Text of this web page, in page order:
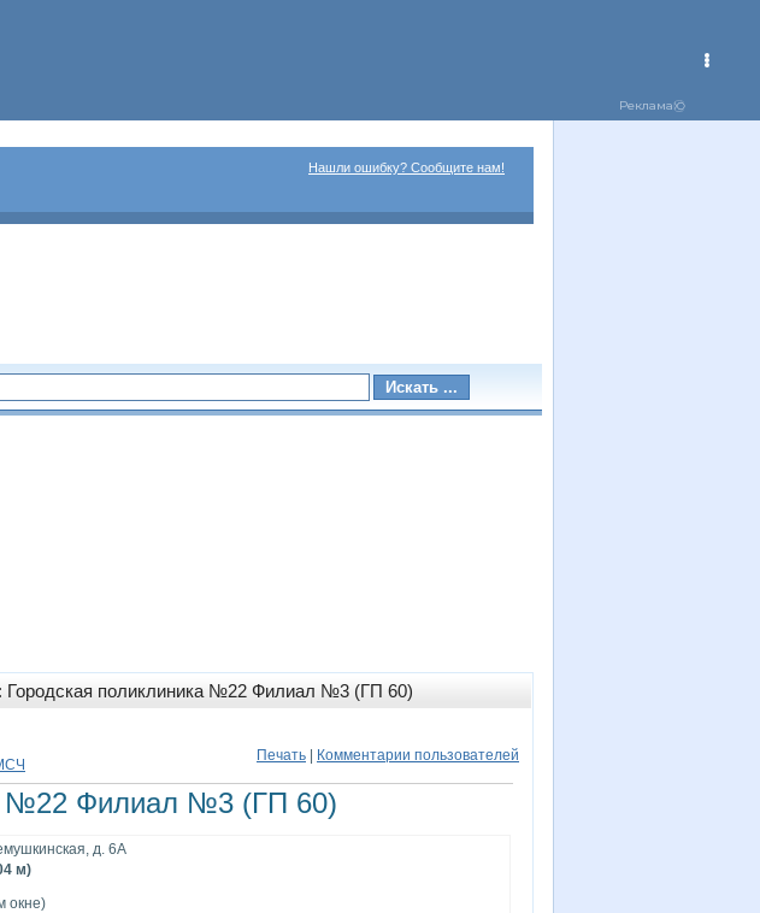
Нашли ошибку? Сообщите нам!
: Городская поликлиника №22 Филиал №3 (ГП 60)
Печать Комментарии пользователей
№22 Филиал №3 (ГП 60)
д. 6А
м)
окне)